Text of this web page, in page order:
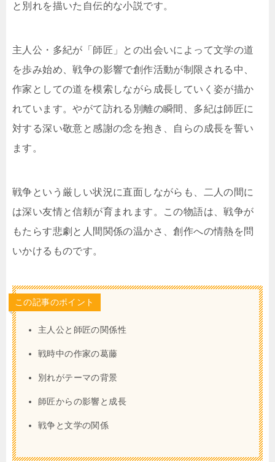
と別れを描いた自伝的な小説です。
主人公・多紀が「師匠」との出会いによって文学の道
を歩み始め、戦争の影響で創作活動が制限される中、
作家としての道を模索しながら成長していく姿が描か
れています。やがて訪れる別離の瞬間、多紀は師匠に
対する深い敬意と感謝の念を抱き、自らの成長を誓い
ます。
戦争という厳しい状況に直面しながらも、二人の間に
は深い友情と信頼が育まれます。この物語は、戦争が
もたらす悲劇と人間関係の温かさ、創作への情熱を問
いかけるものです。
この記事のポイント
主人公と師匠の関係性
戦時中の作家の葛藤
別れがテーマの背景
師匠からの影響と成長
戦争と文学の関係